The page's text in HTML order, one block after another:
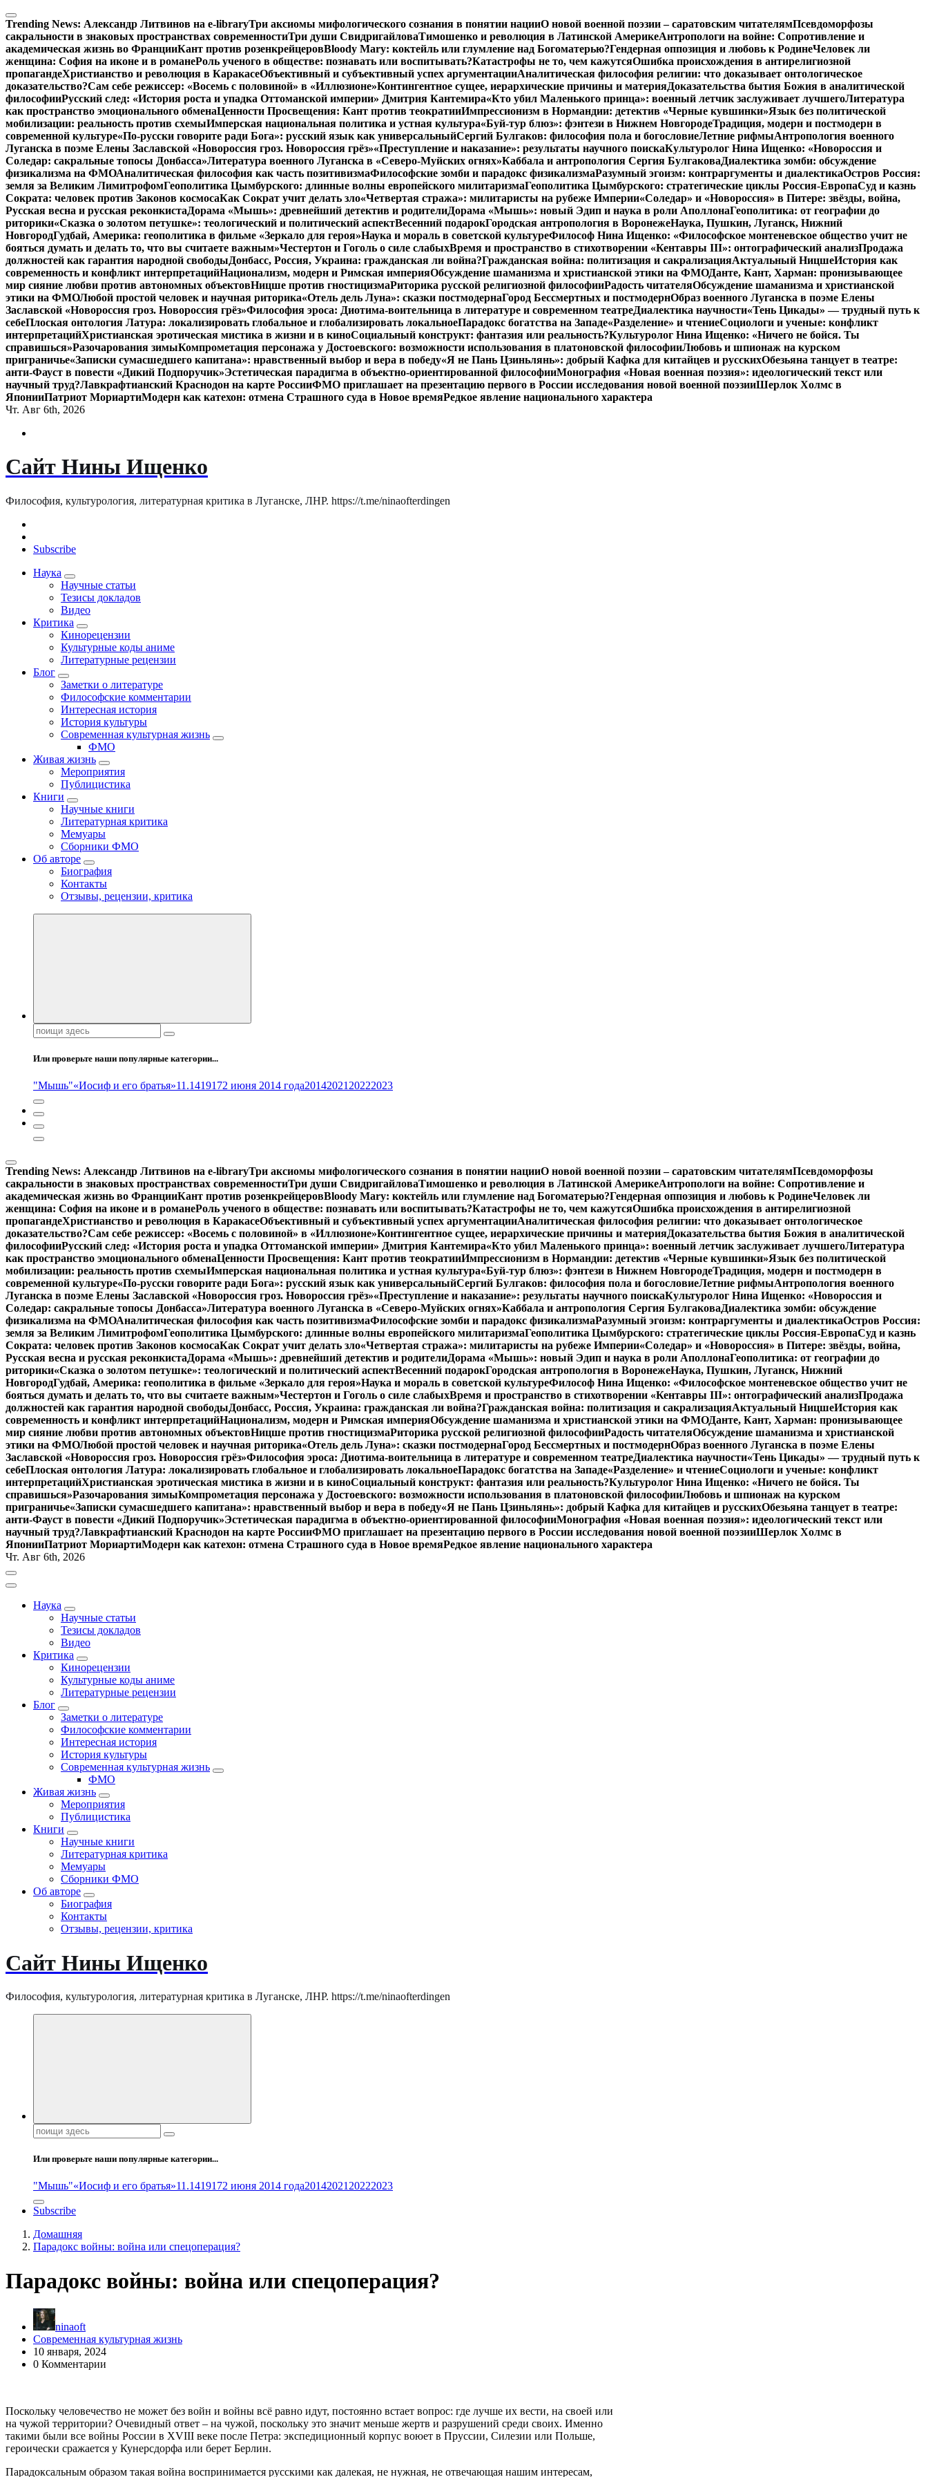
Перейти
к
содержимому
Trending News: Александр Литвинов на e-libraryТри аксиомы мифологического сознания в понятии нацииО новой военной поэзии – саратовским читателямПсевдоморфозы
сакральности в знаковых пространствах современностиТри души СвидригайловаТимошенко и революция в Латинской АмерикеАнтропологи на войне: Сопротивление и
академическая жизнь во ФранцииКант против розенкрейцеровBloody Mary: коктейль или глумление над Богоматерью?Гендерная оппозиция и любовь к РодинеЧеловек ли
женщина: София на иконе и в романеРоль ученого в обществе: познавать или воспитывать?Катастрофы не то, чем кажутсяОшибка происхождения в антирелигиозной
пропагандеХристианство и революция в КаракасеОбъективный и субъективный успех аргументацииАналитическая философия религии: что доказывает онтологическое
доказательство?Сам себе режиссер: «Восемь с половиной» в «Иллюзионе»Контингентное сущее, иерархические причины и материяДоказательства бытия Божия в аналитической
философииРусский след: «История роста и упадка Оттоманской империи» Дмитрия Кантемира«Кто убил Маленького принца»: военный летчик заслуживает лучшегоЛитература
как пространство эмоционального обменаЦенности Просвещения: Кант против теократииИмпрессионизм в Нормандии: детектив «Черные кувшинки»Язык без политической
мобилизации: реальность против схемыИмперская национальная политика и устная культура«Буй-тур блюз»: фэнтези в Нижнем НовгородеТрадиция, модерн и постмодерн в
современной культуре«По-русски говорите ради Бога»: русский язык как универсальныйСергий Булгаков: философия пола и богословиеЛетние рифмыАнтропология военного
Луганска в поэме Елены Заславской «Новороссия гроз. Новороссия грёз»«Преступление и наказание»: результаты научного поискаКультуролог Нина Ищенко: «Новороссия и
Соледар: сакральные топосы Донбасса»Литература военного Луганска в «Северо-Муйских огнях»Каббала и антропология Сергия БулгаковаДиалектика зомби: обсуждение
физикализма на ФМОАналитическая философия как часть позитивизмаФилософские зомби и парадокс физикализмаРазумный эгоизм: контраргументы и диалектикаОстров Россия:
земля за Великим ЛимитрофомГеополитика Цымбурского: длинные волны европейского милитаризмаГеополитика Цымбурского: стратегические циклы Россия-ЕвропаСуд и казнь
Сократа: человек против Законов космосаКак Сократ учит делать зло«Четвертая стража»: милитаристы на рубеже Империи«Соледар» и «Новороссия» в Питере: звёзды, война,
Русская весна и русская реконкистаДорама «Мышь»: древнейший детектив и родителиДорама «Мышь»: новый Эдип и наука в роли АполлонаГеополитика: от географии до
риторики«Сказка о золотом петушке»: теологический и политический аспектВесенний подарокГородская антропология в ВоронежеНаука, Пушкин, Луганск, Нижний
НовгородГудбай, Америка: геополитика в фильме «Зеркало для героя»Наука и мораль в советской культуреФилософ Нина Ищенко: «Философское монтеневское общество учит не
бояться думать и делать то, что вы считаете важным»Честертон и Гоголь о силе слабыхВремя и пространство в стихотворении «Кентавры III»: онтографический анализПродажа
должностей как гарантия народной свободыДонбасс, Россия, Украина: гражданская ли война?Гражданская война: политизация и сакрализацияАктуальный НицшеИстория как
современность и конфликт интерпретацийНационализм, модерн и Римская империяОбсуждение шаманизма и христианской этики на ФМОДанте, Кант, Харман: пронизывающее
мир сияние любви против автономных объектовНицше против гностицизмаРиторика русской религиозной философииРадость читателяОбсуждение шаманизма и христианской
этики на ФМОЛюбой простой человек и научная риторика«Отель дель Луна»: сказки постмодернаГород Бессмертных и постмодернОбраз военного Луганска в поэме Елены
Заславской «Новороссия гроз. Новороссия грёз»Философия эроса: Диотима-воительница в литературе и современном театреДиалектика научности«Тень Цикады» — трудный путь к
себеПлоская онтология Латура: локализировать глобальное и глобализировать локальноеПарадокс богатства на Западе«Разделение» и чтениеСоциологи и ученые: конфликт
интерпретацийХристианская эротическая мистика в жизни и в киноСоциальный конструкт: фантазия или реальность?Культуролог Нина Ищенко: «Ничего не бойся. Ты
справишься»Разочарования зимыКомпрометация персонажа у Достоевского: возможности использования в платоновской философииЛюбовь и шпионаж на курском
приграничье«Записки сумасшедшего капитана»: нравственный выбор и вера в победу«Я не Пань Цзиньлянь»: добрый Кафка для китайцев и русскихОбезьяна танцует в театре:
анти-Фауст в повести «Дикий Подпоручик»Эстетическая парадигма в объектно-ориентированной философииМонография «Новая военная поэзия»: идеологический текст или
научный труд?Лавкрафтианский Краснодон на карте РоссииФМО приглашает на презентацию первого в России исследования новой военной поэзииШерлок Холмс в
ЯпонииПатриот МориартиМодерн как катехон: отмена Страшного суда в Новое времяРедкое явление национального характера
Чт. Авг 6th, 2026
Сайт Нины Ищенко
Философия, культурология, литературная критика в Луганске, ЛНР. https://t.me/ninaofterdingen
Subscribe
Наука
Научные статьи
Тезисы докладов
Видео
Критика
Кинорецензии
Культурные коды аниме
Литературные рецензии
Блог
Заметки о литературе
Философские комментарии
Интересная история
История культуры
Современная культурная жизнь
ФМО
Живая жизнь
Мероприятия
Публицистика
Книги
Научные книги
Литературная критика
Мемуары
Сборники ФМО
Об авторе
Биография
Контакты
Отзывы, рецензии, критика
Поиск:
Или проверьте наши популярные категории...
"Мышь"«Иосиф и его братья»11.1419172 июня 2014 года20142021 20222023
Trending News: Александр Литвинов на e-libraryТри аксиомы мифологического сознания в понятии нацииО новой военной поэзии – саратовским читателямПсевдоморфозы
сакральности в знаковых пространствах современностиТри души СвидригайловаТимошенко и революция в Латинской АмерикеАнтропологи на войне: Сопротивление и
академическая жизнь во ФранцииКант против розенкрейцеровBloody Mary: коктейль или глумление над Богоматерью?Гендерная оппозиция и любовь к РодинеЧеловек ли
женщина: София на иконе и в романеРоль ученого в обществе: познавать или воспитывать?Катастрофы не то, чем кажутсяОшибка происхождения в антирелигиозной
пропагандеХристианство и революция в КаракасеОбъективный и субъективный успех аргументацииАналитическая философия религии: что доказывает онтологическое
доказательство?Сам себе режиссер: «Восемь с половиной» в «Иллюзионе»Контингентное сущее, иерархические причины и материяДоказательства бытия Божия в аналитической
философииРусский след: «История роста и упадка Оттоманской империи» Дмитрия Кантемира«Кто убил Маленького принца»: военный летчик заслуживает лучшегоЛитература
как пространство эмоционального обменаЦенности Просвещения: Кант против теократииИмпрессионизм в Нормандии: детектив «Черные кувшинки»Язык без политической
мобилизации: реальность против схемыИмперская национальная политика и устная культура«Буй-тур блюз»: фэнтези в Нижнем НовгородеТрадиция, модерн и постмодерн в
современной культуре«По-русски говорите ради Бога»: русский язык как универсальныйСергий Булгаков: философия пола и богословиеЛетние рифмыАнтропология военного
Луганска в поэме Елены Заславской «Новороссия гроз. Новороссия грёз»«Преступление и наказание»: результаты научного поискаКультуролог Нина Ищенко: «Новороссия и
Соледар: сакральные топосы Донбасса»Литература военного Луганска в «Северо-Муйских огнях»Каббала и антропология Сергия БулгаковаДиалектика зомби: обсуждение
физикализма на ФМОАналитическая философия как часть позитивизмаФилософские зомби и парадокс физикализмаРазумный эгоизм: контраргументы и диалектикаОстров Россия:
земля за Великим ЛимитрофомГеополитика Цымбурского: длинные волны европейского милитаризмаГеополитика Цымбурского: стратегические циклы Россия-ЕвропаСуд и казнь
Сократа: человек против Законов космосаКак Сократ учит делать зло«Четвертая стража»: милитаристы на рубеже Империи«Соледар» и «Новороссия» в Питере: звёзды, война,
Русская весна и русская реконкистаДорама «Мышь»: древнейший детектив и родителиДорама «Мышь»: новый Эдип и наука в роли АполлонаГеополитика: от географии до
риторики«Сказка о золотом петушке»: теологический и политический аспектВесенний подарокГородская антропология в ВоронежеНаука, Пушкин, Луганск, Нижний
НовгородГудбай, Америка: геополитика в фильме «Зеркало для героя»Наука и мораль в советской культуреФилософ Нина Ищенко: «Философское монтеневское общество учит не
бояться думать и делать то, что вы считаете важным»Честертон и Гоголь о силе слабыхВремя и пространство в стихотворении «Кентавры III»: онтографический анализПродажа
должностей как гарантия народной свободыДонбасс, Россия, Украина: гражданская ли война?Гражданская война: политизация и сакрализацияАктуальный НицшеИстория как
современность и конфликт интерпретацийНационализм, модерн и Римская империяОбсуждение шаманизма и христианской этики на ФМОДанте, Кант, Харман: пронизывающее
мир сияние любви против автономных объектовНицше против гностицизмаРиторика русской религиозной философииРадость читателяОбсуждение шаманизма и христианской
этики на ФМОЛюбой простой человек и научная риторика«Отель дель Луна»: сказки постмодернаГород Бессмертных и постмодернОбраз военного Луганска в поэме Елены
Заславской «Новороссия гроз. Новороссия грёз»Философия эроса: Диотима-воительница в литературе и современном театреДиалектика научности«Тень Цикады» — трудный путь к
себеПлоская онтология Латура: локализировать глобальное и глобализировать локальноеПарадокс богатства на Западе«Разделение» и чтениеСоциологи и ученые: конфликт
интерпретацийХристианская эротическая мистика в жизни и в киноСоциальный конструкт: фантазия или реальность?Культуролог Нина Ищенко: «Ничего не бойся. Ты
справишься»Разочарования зимыКомпрометация персонажа у Достоевского: возможности использования в платоновской философииЛюбовь и шпионаж на курском
приграничье«Записки сумасшедшего капитана»: нравственный выбор и вера в победу«Я не Пань Цзиньлянь»: добрый Кафка для китайцев и русскихОбезьяна танцует в театре:
анти-Фауст в повести «Дикий Подпоручик»Эстетическая парадигма в объектно-ориентированной философииМонография «Новая военная поэзия»: идеологический текст или
научный труд?Лавкрафтианский Краснодон на карте РоссииФМО приглашает на презентацию первого в России исследования новой военной поэзииШерлок Холмс в
ЯпонииПатриот МориартиМодерн как катехон: отмена Страшного суда в Новое времяРедкое явление национального характера
Чт. Авг 6th, 2026
Наука
Научные статьи
Тезисы докладов
Видео
Критика
Кинорецензии
Культурные коды аниме
Литературные рецензии
Блог
Заметки о литературе
Философские комментарии
Интересная история
История культуры
Современная культурная жизнь
ФМО
Живая жизнь
Мероприятия
Публицистика
Книги
Научные книги
Литературная критика
Мемуары
Сборники ФМО
Об авторе
Биография
Контакты
Отзывы, рецензии, критика
Сайт Нины Ищенко
Философия, культурология, литературная критика в Луганске, ЛНР. https://t.me/ninaofterdingen
Поиск:
Или проверьте наши популярные категории...
"Мышь"«Иосиф и его братья»11.1419172 июня 2014 года2014202120222023
Subscribe
Домашняя
Парадокс войны: война или спецоперация?
Парадокс войны: война или спецоперация?
ninaoft
Современная культурная жизнь
10 января, 2024
0 Комментарии
Поскольку человечество не может без войн и войны всё равно идут, постоянно встает вопрос: где лучше их вести, на своей или
на чужой территории? Очевидный ответ – на чужой, поскольку это значит меньше жертв и разрушений среди своих. Именно
такими были все войны России в XVIII веке после Петра: экспедиционный корпус воюет в Пруссии, Силезии или Польше,
героически сражается у Кунерсдорфа или берет Берлин.
Парадоксальным образом такая война воспринимается русскими как далекая, не нужная, не отвечающая нашим интересам,